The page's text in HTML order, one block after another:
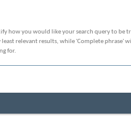
how you would like your search query to be
relevant results, while 'Complete phrase'
for.